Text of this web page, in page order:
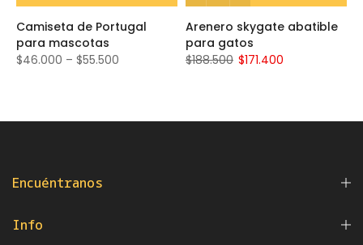
Camiseta de Portugal
para mascotas
$46.000 – $55.500
Arenero skygate abatible
para gatos
$188.500 $171.400
Encuéntranos
Info